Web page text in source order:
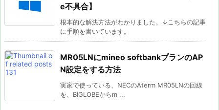
e不具合】
根本的な解決方法がわかりました。↓こちらの記事
に手順を書いています。
MR05LNにmineo softbankプランのAP
N設定をする方法
実家で使っている、NECのAterm MR05LNの回線
を、BIGLOBEからm ...